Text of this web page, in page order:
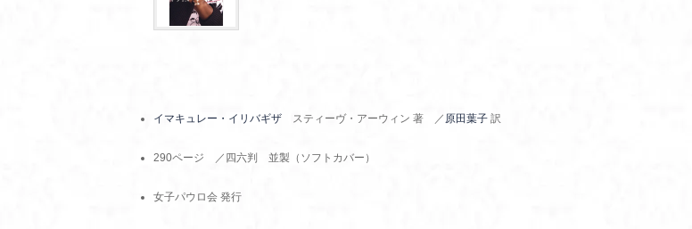
イマキュレー・イリバギザ スティーヴ・アーウィン 著 ／ 原田葉子 訳
290ページ ／四六判 並製（ソフトカバー）
女子パウロ会 発行